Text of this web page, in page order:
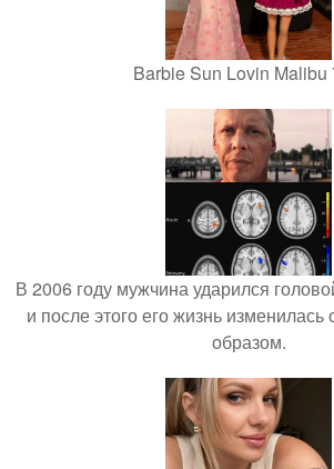
Barbie Sun Lovin Malibu
В 2006 году мужчина ударился
и после этого его жизнь
образом.